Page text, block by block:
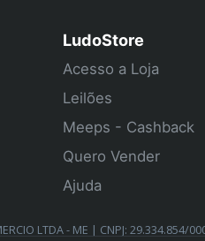
LudoStore
Acesso a Loja
Leilões
Meeps - Cashback
Quero Vender
Ajuda
LTDA - ME | CNPJ: